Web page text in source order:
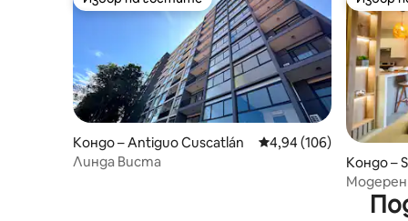
Избор на гостите
Кондо – Antiguo Cuscatlán Средна оценка: 4,94
4,94 (106)
Линда Виста
Избор
Кондо –